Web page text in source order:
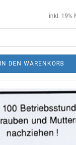
inkl. 19%
IN DEN WARENKORB